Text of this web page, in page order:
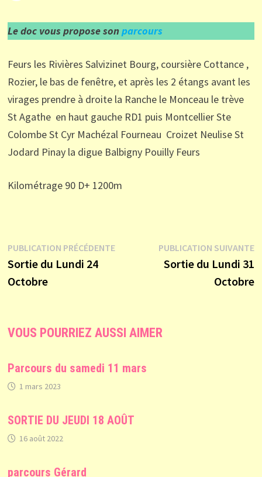
Le doc vous propose sonparcours
Feurs les Rivières Salvizinet Bourg, coursière Cottance ,
Rozier, le bas de fenêtre, et après les 2 étangs avant les
virages prendre à droite la Ranche le Monceau le trève
St Agathe en haut gauche RD1 puis Montcellier Ste
Colombe St Cyr Machézal Fourneau Croizet Neulise St
Jodard Pinay la digue Balbigny Pouilly Feurs
Kilométrage 90 D+ 1200m
Navigation
PUBLICATION PRÉCÉDENTEPublication
précédente :
Sortie du Lundi 24
Octobre
PUBLICATION SUIVANTE
Sortie du Lundi 31
Octobre
VOUS POURRIEZ AUSSI AIMER
Parcours du samedi 11 mars
1 mars 2023
SORTIE DU JEUDI 18 AOÛT
16 août 2022
parcours Gérard